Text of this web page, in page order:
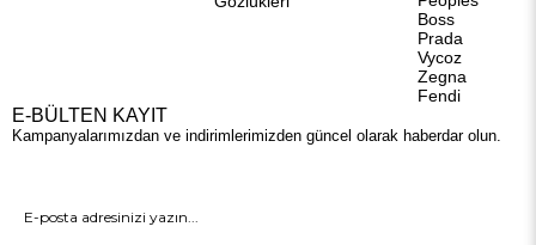
Boss
Prada
Vycoz
Zegna
Fendi
E-BÜLTEN KAYIT
Kampanyalarımızdan ve indirimlerimizden güncel olarak haberdar olun.